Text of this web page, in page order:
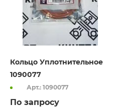
Кольцо Уплотнительное
1090077
Арт.: 1090077
По запросу